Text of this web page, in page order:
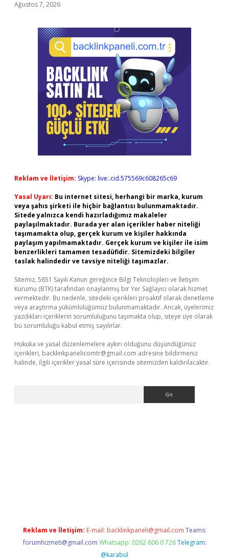
Ağustos 7, 2026
Reklam ve İletişim: Skype: live:.cid.575569c608265c69
Yasal Uyarı: Bu internet sitesi, herhangi bir marka, kurum
veya şahıs şirketi ile hiçbir bağlantısı bulunmamaktadır.
Sitede yalnızca kendi hazırladığımız makaleler
paylaşılmaktadır. Burada yer alan içerikler haber niteliği
taşımamakta olup, gerçek kurum ve kişiler hakkında
paylaşım yapılmamaktadır. Gerçek kurum ve kişiler ile isim
benzerlikleri tamamen tesadüfidir. Sitemizdeki bilgiler
taslak halindedir ve tavsiye niteliği taşımazlar.
Sitemiz, 5651 Sayılı Kanun gereğince Bilgi Teknolojileri ve İletişim
Kurumu (BTK) tarafından onaylanmış bir Yer Sağlayıcı olarak hizmet
vermektedir. Bu nedenle, sitedeki içerikleri proaktif olarak denetleme
veya araştırma yükümlülüğümüz bulunmamaktadır. Ancak, üyelerimiz
yazdıkları içeriklerin sorumluluğunu taşımakta olup, siteye üye olarak
bu sorumluluğu kabul etmiş sayılırlar.
Hukuka ve yasal düzenlemelere aykırı olduğunu düşündüğünüz
içerikleri, backlinkpanelicomtr@gmail.com adresine bildirmeniz
halinde, ilgili içerikler yasal süre içerisinde sitemizden kaldırılacaktır.
Reklam ve İletişim: E-mail: backlinkpaneli@gmail.com Teams:
forumhizmeti@gmail.com Whatsapp: 0262 606 0 726 Telegram:
@karabul